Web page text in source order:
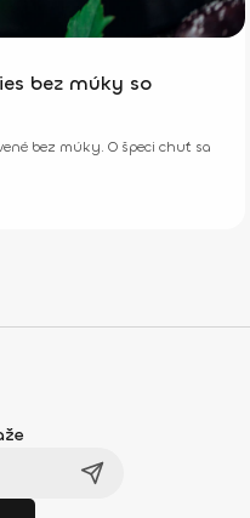
bez múky so
bez múky. O špeci chuť sa